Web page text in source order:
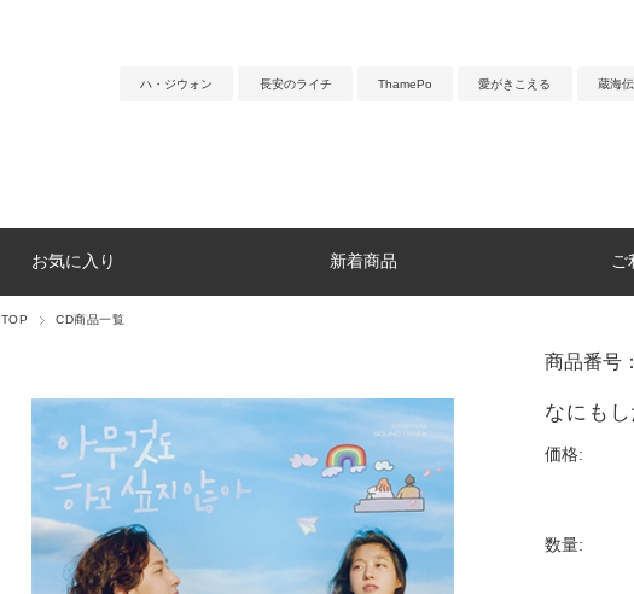
ハ・ジウォン 長安のライチ ThamePo 愛がきこえる 蔵海伝
お気に入り 新着商品 ご
TOP CD商品一覧
商品番号
なにも
価格:
数量: